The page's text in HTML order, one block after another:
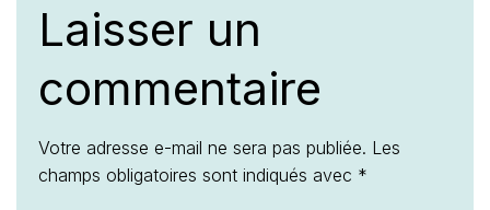
Laisser un
commentaire
Votre adresse e-mail ne sera pas publiée. Les
champs obligatoires sont indiqués avec *